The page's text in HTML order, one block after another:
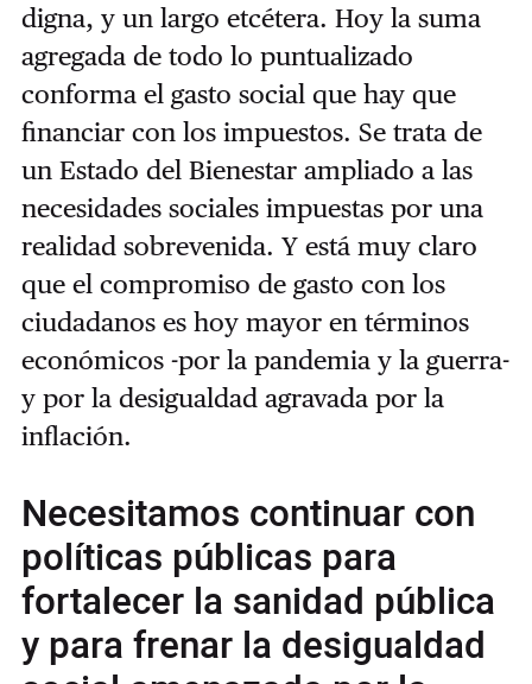
digna, y un largo etcétera. Hoy la suma
agregada de todo lo puntualizado
conforma el gasto social que hay que
financiar con los impuestos. Se trata de
un Estado del Bienestar ampliado a las
necesidades sociales impuestas por una
realidad sobrevenida. Y está muy claro
que el compromiso de gasto con los
ciudadanos es hoy mayor en términos
económicos -por la pandemia y la guerra-
y por la desigualdad agravada por la
inflación.
Necesitamos continuar con
políticas públicas para
fortalecer la sanidad pública
y para frenar la desigualdad